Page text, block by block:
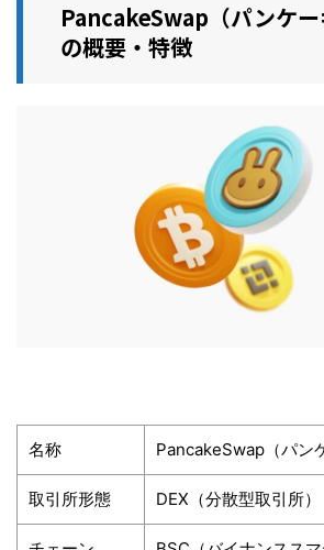
PancakeSwap（パンケー
の概要・特徴
名称 PancakeSwap（パン
取引所形態 DEX（分散型取引所）